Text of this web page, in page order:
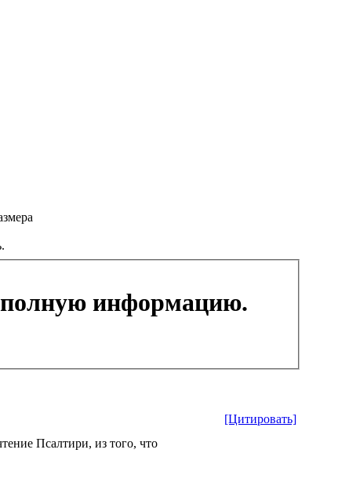
полную информацию.
[Цитировать]
Псалтири, из того, что